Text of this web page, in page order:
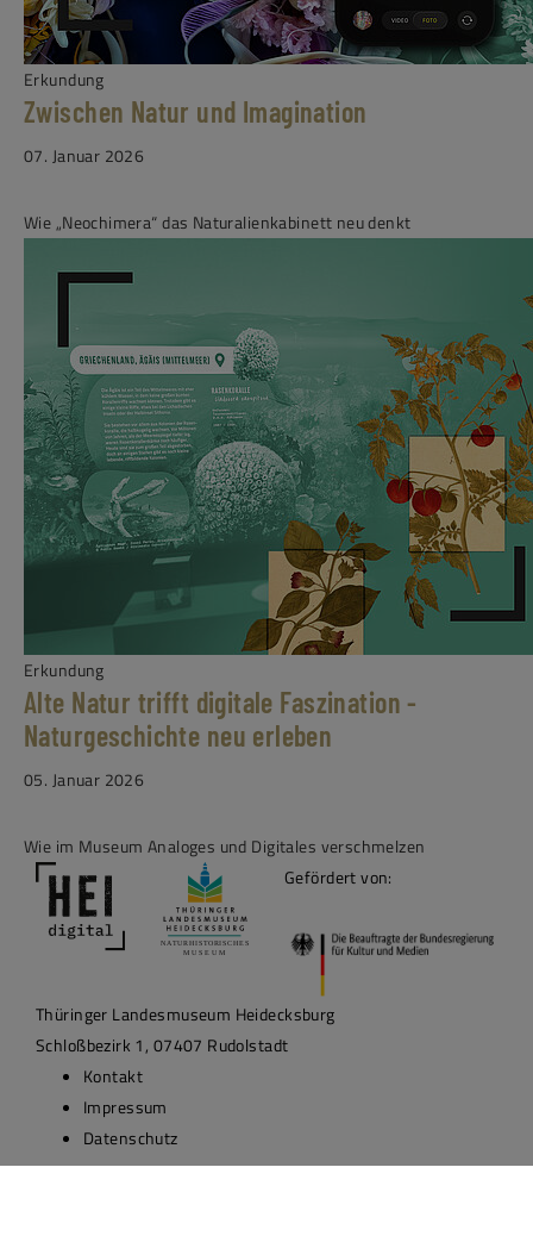
Erkundung
Zwischen Natur und Imagination
07. Januar 2026
Wie „Neochimera“ das Naturalienkabinett neu denkt
Erkundung
Alte Natur trifft digitale Faszination -
Naturgeschichte neu erleben
05. Januar 2026
Wie im Museum Analoges und Digitales verschmelzen
Gefördert von:
Thüringer Landesmuseum Heidecksburg
Schloßbezirk 1, 07407 Rudolstadt
Kontakt
Impressum
Datenschutz